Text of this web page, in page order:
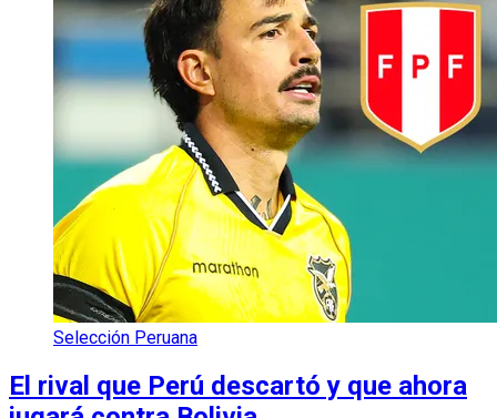
Selección Peruana
El rival que Perú descartó y que ahora